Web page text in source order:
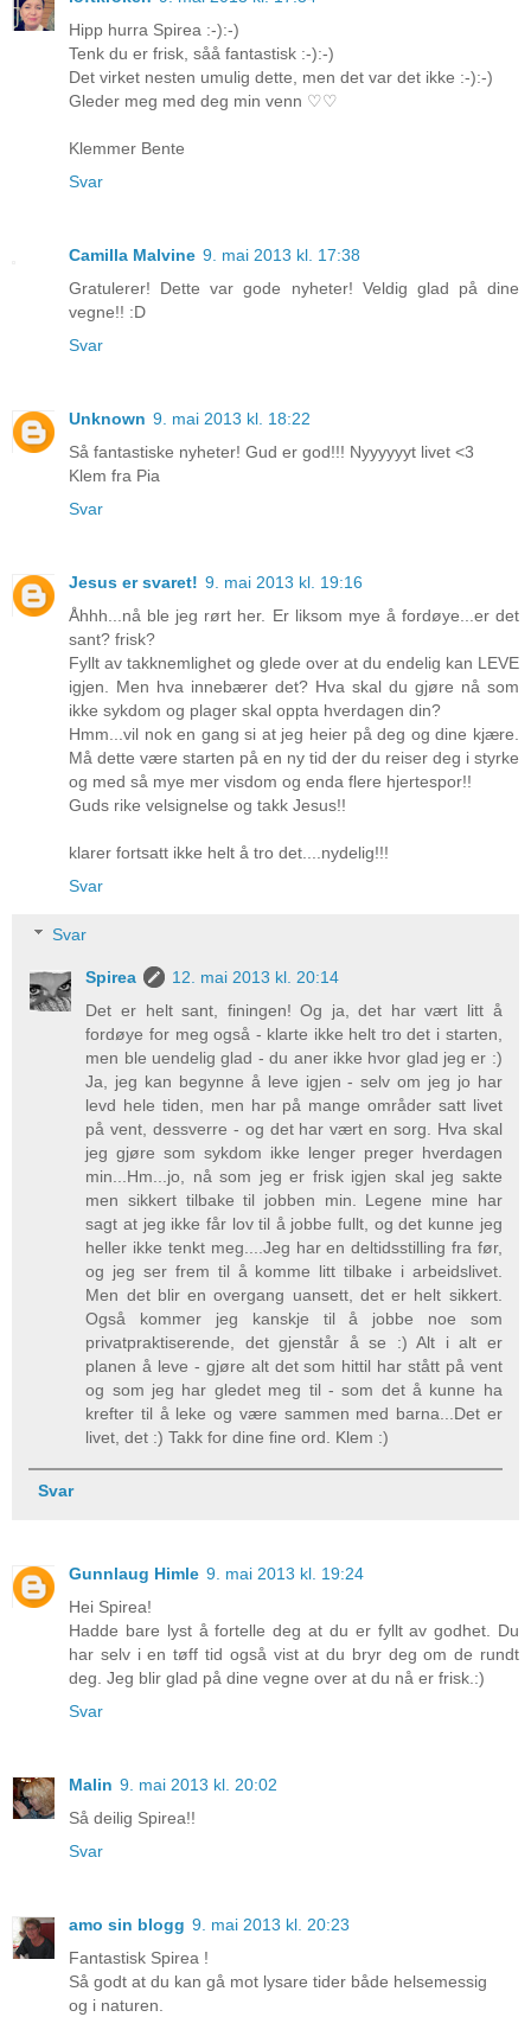
Hipp hurra Spirea :-):-)
Tenk du er frisk, såå fantastisk :-):-)
Det virket nesten umulig dette, men det var det ikke :-):-)
Gleder meg med deg min venn ♡♡
Klemmer Bente
Svar
Camilla Malvine 9. mai 2013 kl. 17:38
Gratulerer! Dette var gode nyheter! Veldig glad på dine
vegne!! :D
Svar
Unknown 9. mai 2013 kl. 18:22
Så fantastiske nyheter! Gud er god!!! Nyyyyyyt livet <3
Klem fra Pia
Svar
Jesus er svaret! 9. mai 2013 kl. 19:16
Åhhh...nå ble jeg rørt her. Er liksom mye å fordøye...er det
sant? frisk?
Fyllt av takknemlighet og glede over at du endelig kan LEVE
igjen. Men hva innebærer det? Hva skal du gjøre nå som
ikke sykdom og plager skal oppta hverdagen din?
Hmm...vil nok en gang si at jeg heier på deg og dine kjære.
Må dette være starten på en ny tid der du reiser deg i styrke
og med så mye mer visdom og enda flere hjertespor!!
Guds rike velsignelse og takk Jesus!!
klarer fortsatt ikke helt å tro det....nydelig!!!
Svar
Svar
Spirea
12. mai 2013 kl. 20:14
Det er helt sant, finingen! Og ja, det har vært litt å
fordøye for meg også - klarte ikke helt tro det i starten,
men ble uendelig glad - du aner ikke hvor glad jeg er :)
Ja, jeg kan begynne å leve igjen - selv om jeg jo har
levd hele tiden, men har på mange områder satt livet
på vent, dessverre - og det har vært en sorg. Hva skal
jeg gjøre som sykdom ikke lenger preger hverdagen
min...Hm...jo, nå som jeg er frisk igjen skal jeg sakte
men sikkert tilbake til jobben min. Legene mine har
sagt at jeg ikke får lov til å jobbe fullt, og det kunne jeg
heller ikke tenkt meg....Jeg har en deltidsstilling fra før,
og jeg ser frem til å komme litt tilbake i arbeidslivet.
Men det blir en overgang uansett, det er helt sikkert.
Også kommer jeg kanskje til å jobbe noe som
privatpraktiserende, det gjenstår å se :) Alt i alt er
planen å leve - gjøre alt det som hittil har stått på vent
og som jeg har gledet meg til - som det å kunne ha
krefter til å leke og være sammen med barna...Det er
livet, det :) Takk for dine fine ord. Klem :)
Svar
Gunnlaug Himle 9. mai 2013 kl. 19:24
Hei Spirea!
Hadde bare lyst å fortelle deg at du er fyllt av godhet. Du
har selv i en tøff tid også vist at du bryr deg om de rundt
deg. Jeg blir glad på dine vegne over at du nå er frisk.:)
Svar
Malin 9. mai 2013 kl. 20:02
Så deilig Spirea!!
Svar
amo sin blogg 9. mai 2013 kl. 20:23
Fantastisk Spirea !
Så godt at du kan gå mot lysare tider både helsemessig
og i naturen.